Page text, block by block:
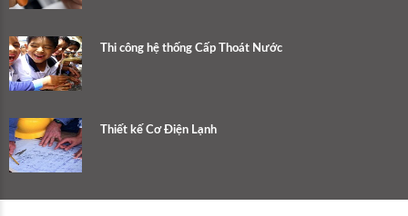
Thi công hệ thống Cấp Thoát Nước
Thiết kế Cơ Điện Lạnh